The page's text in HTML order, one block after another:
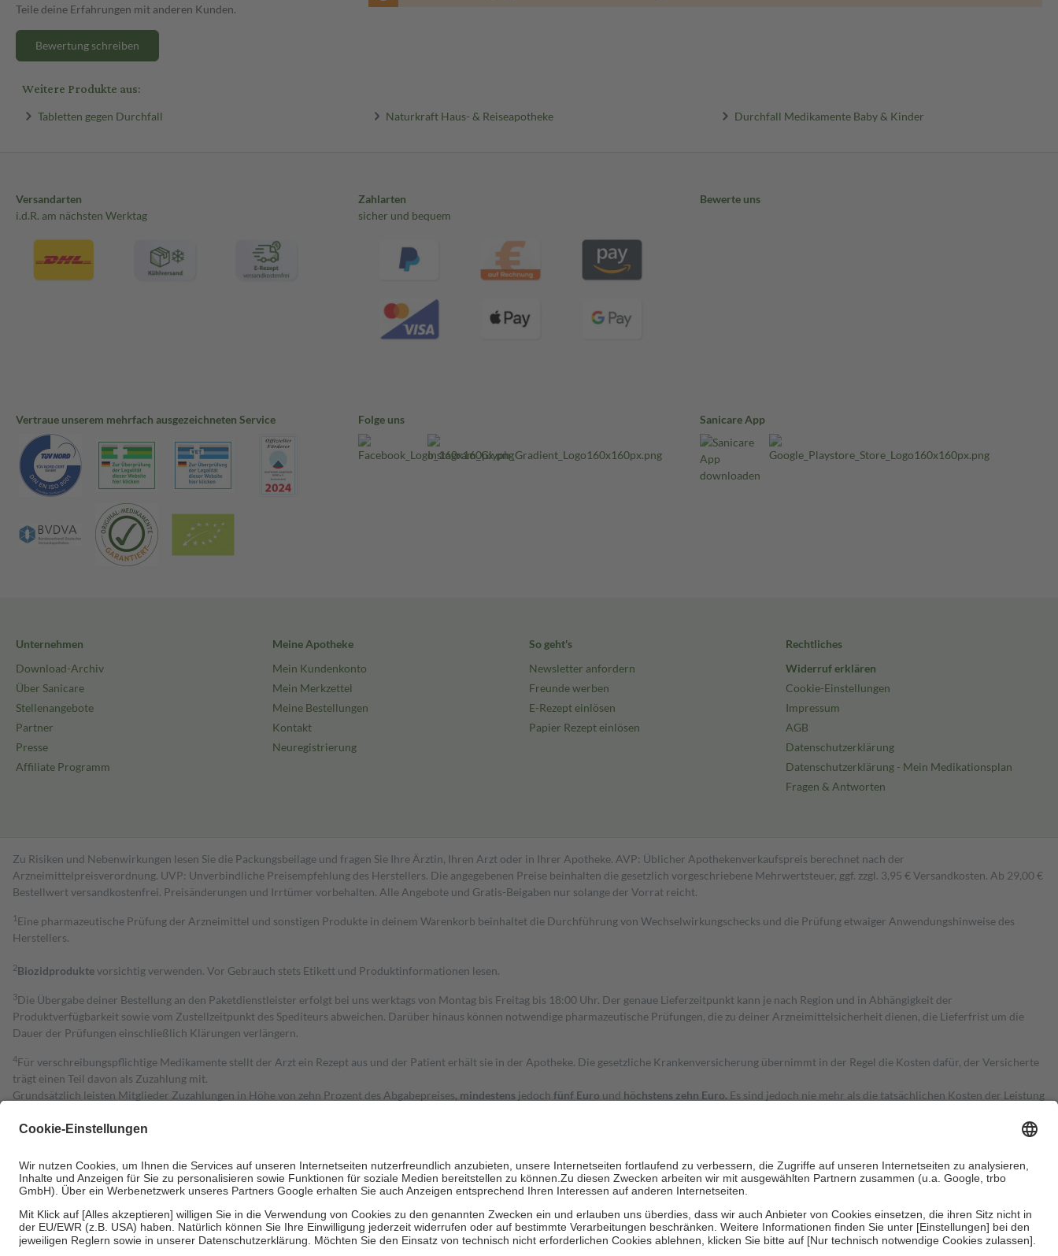
Teile deine Erfahrungen mit anderen Kunden.
Bewertung schreiben
Weitere Produkte aus:
Tabletten gegen Durchfall Naturkraft Haus- & Reiseapotheke Durchfall Medikamente Baby & Kinder
Versandarten
i.d.R. am nächsten Werktag
Zahlarten
sicher und bequem
Bewerte uns
Vertraue unserem mehrfach ausgezeichneten Service Folge uns Sanicare App
Unternehmen
Download-Archiv
Über Sanicare
Stellenangebote
Partner
Presse
Affiliate Programm
Meine Apotheke
Mein Kundenkonto
Mein Merkzettel
Meine Bestellungen
Kontakt
Neuregistrierung
So geht's
Newsletter anfordern
Freunde werben
E-Rezept einlösen
Papier Rezept einlösen
Rechtliches
Widerruf erklären
Cookie-Einstellungen
Impressum
AGB
Datenschutzerklärung
Datenschutzerklärung - Mein Medikationsplan
Fragen & Antworten
Zu Risiken und Nebenwirkungen lesen Sie die Packungsbeilage und fragen Sie Ihre Ärztin, Ihren Arzt oder in Ihrer Apotheke. AVP: Üblicher Apothekenverkaufspreis berechnet nach der
Arzneimittelpreisverordnung. UVP: Unverbindliche Preisempfehlung des Herstellers. Die angegebenen Preise beinhalten die gesetzlich vorgeschriebene Mehrwertsteuer, ggf. zzgl. 3,95 € Versandkosten. Ab 29,00 €
Bestell­wert versand­kosten­frei. Preisänderungen und Irrtümer vorbehalten. Alle Angebote und Gratis-Beigaben nur solange der Vorrat reicht.
1 Eine pharmazeutische Prüfung der Arzneimittel und sonstigen Produkte in deinem Warenkorb beinhaltet die Durchführung von Wechselwirkungschecks und die Prüfung etwaiger Anwendungshinweise des
Herstellers.
2Biozidproduktevorsichtig verwenden. Vor Gebrauch stets Etikett und Produktinformationen lesen.
3Die Übergabe deiner Bestellung an den Paketdienstleister erfolgt bei uns werktags von Montag bis Freitag bis 18:00 Uhr. Der genaue Lieferzeitpunkt kann je nach Region und in Abhängigkeit der
Produktverfügbarkeit sowie vom Zustellzeitpunkt des Spediteurs abweichen. Darüber hinaus können notwendige pharmazeutische Prüfungen, die zu deiner Arzneimittelsicherheit dienen, die Lieferfrist um die
Dauer der Prüfungen einschließlich Klärungen verlängern.
4Für verschreibungspflichtige Medikamente stellt der Arzt ein Rezept aus und der Patient erhält sie in der Apotheke. Die gesetzliche Krankenversicherung übernimmt in der Regel die Kosten dafür, der Versicherte
trägt einen Teil davon als Zuzahlung mit.
Grundsätzlich leisten Mitglieder Zuzahlungen in Höhe von zehn Prozent des Abgabepreises, mindestens jedoch fünf Euro und höchstens zehn Euro. Es sind jedoch nie mehr als die tatsächlichen Kosten der Leistung
Diese Regeln gelten grundsätzlich auch für Online-Apotheken.
Um das Engagement der Versicherten für ihre eigene Gesundheit zu stärken und die besondere Stellung der Familie zu unterstützen, fallenkeine Zuzahlungen an bei:
• Kindern und Jugendlichen bis zum vollendeten 18. Lebensjahr mit Ausnahme der Fahrkosten
• Untersuchungen zur Vorsorge und Früherkennung, die von der GKV getragen werden
• empfohlenen Schutzimpfungen
• Harn- und Blutteststreifen